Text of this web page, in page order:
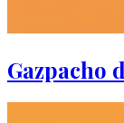
Gazpacho